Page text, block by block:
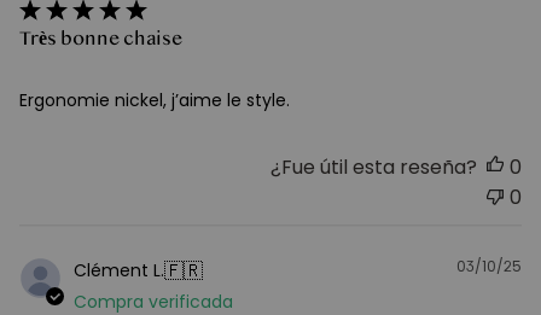
Très bonne chaise
Ergonomie nickel, j’aime le style.
¿Fue útil esta reseña?
0
0
Clément L.🇫🇷
Compra verificada
03/10/25